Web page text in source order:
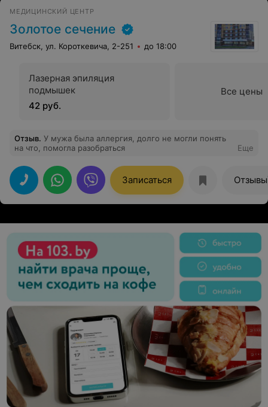
МЕДИЦИНСКИЙ ЦЕНТР
Золотое сечение
Витебск, ул. Короткевича, 2-251 до 18:00
Лазерная эпиляция
подмышек
42 руб.
Все цены
Отзыв. У мужа была аллергия, долго не могли понять
на что, помогла разобраться
Еще
Записаться Отзывы